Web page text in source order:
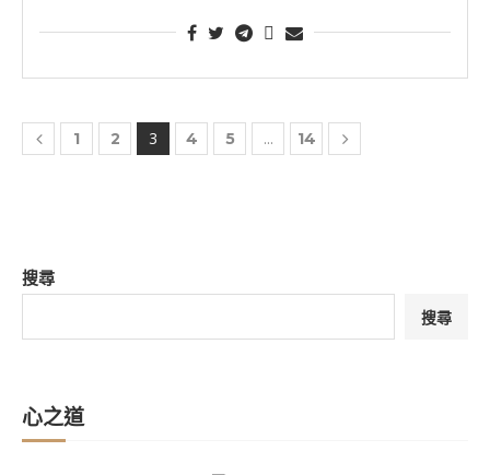
1 2 3 4 5 ... 14
搜尋
搜尋
心之道